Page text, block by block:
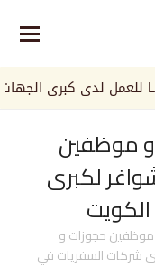
موظفين
لكبرى
حجوزات و
شركات السفريات في